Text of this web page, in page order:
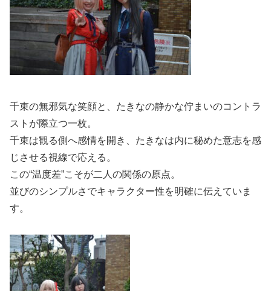
千束の無邪気な笑顔と、たきなの静かな佇まいのコントラ
ストが際立つ一枚。
千束は観る側へ感情を開き、たきなは内に秘めた意志を感
じさせる視線で応える。
この“温度差”こそが二人の関係の原点。
並びのシンプルさでキャラクター性を明確に伝えていま
す。